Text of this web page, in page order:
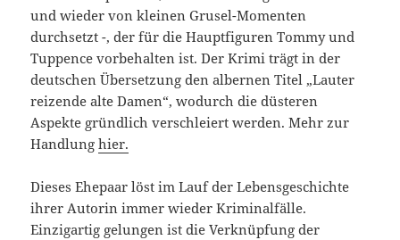
und wieder von kleinen Grusel-Momenten
durchsetzt -, der für die Hauptfiguren Tommy und
Tuppence vorbehalten ist. Der Krimi trägt in der
deutschen Übersetzung den albernen Titel „Lauter
reizende alte Damen“, wodurch die düsteren
Aspekte gründlich verschleiert werden. Mehr zur
Handlunghier.
Dieses Ehepaar löst im Lauf der Lebensgeschichte
ihrer Autorin immer wieder Kriminalfälle.
Einzigartig gelungen ist die Verknüpfung der